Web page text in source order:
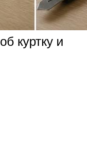
куртку и